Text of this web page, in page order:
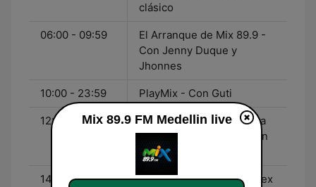
clásico
06:00 - 09:59
El Arranque de Mix 89.9 -
Con Jenny Duque y
Jhonnes
10:00 - 23:59 PlayMix - Con Guti
12:00 - 13:59
Pa Lante Y Pa Atrás - Una
canción del presente y un
clásico con Dj Zaja
14:00 - 16:59
El Mixeo de Mix - Con Alex
Mix 89.9 FM Medellin live